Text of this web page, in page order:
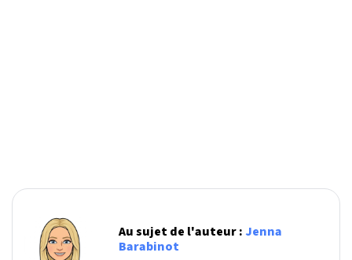
Au sujet de l'auteur : Jenna
Barabinot